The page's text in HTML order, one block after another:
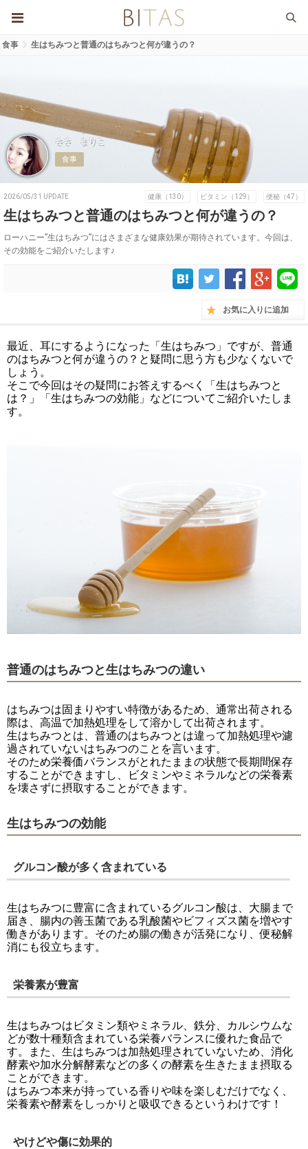
食事 生はちみつと普通のはちみつと何が違うの？
食事
ささ まりこ
2026/05/31 UPDATE 健康（130） ビタミン（129） 便秘（47）
生はちみつと普通のはちみつと何が違うの？
ローハニー”生はちみつ”にはさまざまな健康効果が期待されています。今回は、
その効能をご紹介いたします♪
お気に入りに追加
最近、耳にするようになった「生はちみつ」ですが、普通
のはちみつと何が違うの？と疑問に思う方も少なくないで
しょう。
そこで今回はその疑問にお答えするべく「生はちみつと
は？」「生はちみつの効能」などについてご紹介いたしま
す。
普通のはちみつと生はちみつの違い
はちみつは固まりやすい特徴があるため、通常出荷される
際は、高温で加熱処理をして溶かして出荷されます。
生はちみつとは、普通のはちみつとは違って加熱処理や濾
過されていないはちみつのことを言います。
そのため栄養価バランスがとれたままの状態で長期間保存
することができますし、ビタミンやミネラルなどの栄養素
を壊さずに摂取することができます。
生はちみつの効能
グルコン酸が多く含まれている
生はちみつに豊富に含まれているグルコン酸は、大腸まで
届き、腸内の善玉菌である乳酸菌やビフィズス菌を増やす
働きがあります。そのため腸の働きが活発になり、便秘解
消にも役立ちます。
栄養素が豊富
生はちみつはビタミン類やミネラル、鉄分、カルシウムな
どが数十種類含まれている栄養バランスに優れた食品で
す。また、生はちみつは加熱処理されていないため、消化
酵素や加水分解酵素などの多くの酵素を生きたまま摂取る
ことができます。
はちみつ本来が持っている香りや味を楽しむだけでなく、
栄養素や酵素をしっかりと吸収できるというわけです！
やけどや傷に効果的